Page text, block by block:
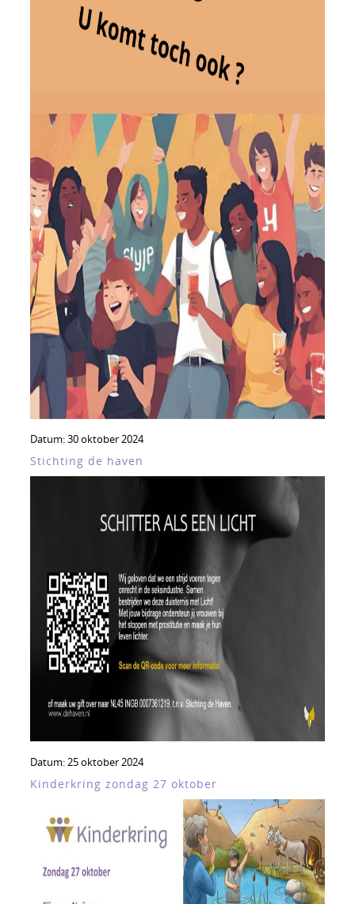
Datum:30 oktober 2024
Stichting de haven
Datum: 25 oktober 2024
Kinderkring zondag 27 oktober